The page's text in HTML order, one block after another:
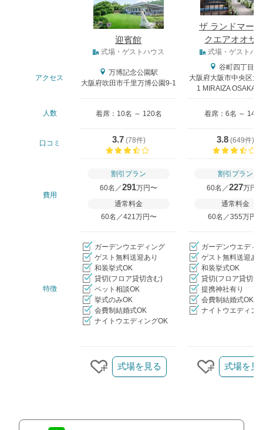
迎賓館
ザ ランドマー
クエアオオサ
式場・ゲストハウス 式場・ゲストハ
アクセス
万博記念公園駅
大阪府吹田市千里万博公園9-1
谷町四丁目駅
大阪府大阪市中央区大
1 MIRAIZA OSAKA-
人数 着席：10名 ～ 120名 着席：6名 ～ 146
口コミ 3.7(78件)
3.8 (649件)
費用
割引プラン
60名／291万円〜
通常料金
60名／421万円〜
割引プラン
60名／227万円
通常料金
60名／355万円〜
特徴
ガーデンウエディング
ゲスト無料送迎あり
和装挙式OK
貸切(フロア貸切含む)
ペット相談OK
挙式のみOK
会費制結婚式OK
ナイトウエディングOK
ガーデンウエディ
ゲスト無料送迎あ
和装挙式OK
貸切(フロア貸切含
提携神社有り
会費制結婚式OK
ナイトウエディン
クリップする
式場を見る
クリップす
式場を見